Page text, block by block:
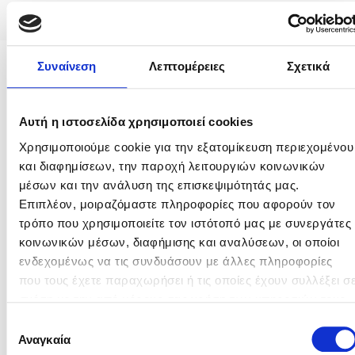
Συναίνεση Λεπτομέρειες Σχετικά
Αυτή η ιστοσελίδα χρησιμοποιεί cookies
Χρησιμοποιούμε cookie για την εξατομίκευση περιεχομένου
και διαφημίσεων, την παροχή λειτουργιών κοινωνικών
μέσων και την ανάλυση της επισκεψιμότητάς μας.
Επιπλέον, μοιραζόμαστε πληροφορίες που αφορούν τον
τρόπο που χρησιμοποιείτε τον ιστότοπό μας με συνεργάτες
κοινωνικών μέσων, διαφήμισης και αναλύσεων, οι οποίοι
ενδεχομένως να τις συνδυάσουν με άλλες πληροφορίες
που τους έχετε παραχωρήσει ή τις οποίες έχουν συλλέξει
συγκατάθεσης
Αναγκαία
Επιλέξιμες Δαπάνες
1. Δαπάνες προσωπικού
Πλήρες Μισθολογικό Κόστος Νεοπροσλαμβανόμενου
Προσωπικού με ανώτατο όριο τις 15.000 € & έως 1 ΕΜΕ.
2. Δαπάνες Εξοπλισμού, Μεταφορικών Μέσων &
Οργάνων σε ποσοστό τουλάχιστον 10% του
Επιχορηγούμενου Προϋπολογισμού
Παραγωγικός & Μηχανολογικός Εξοπλισμός
Ψηφιακός εξοπλισμός γραφείου
Εξοπλισμός Green έως 50% του επιχορηγούμενου
εξοπλισμού